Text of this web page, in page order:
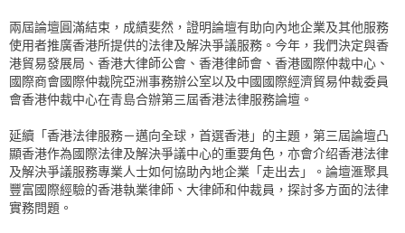
兩屆論壇圓滿結束，成績斐然，證明論壇有助向內地企業及其他服務
使用者推廣香港所提供的法律及解決爭議服務。今年，我們決定與香
港貿易發展局、香港大律師公會、香港律師會、香港國際仲裁中心、
國際商會國際仲裁院亞洲事務辦公室以及中國國際經濟貿易仲裁委員
會香港仲裁中心在青島合辦第三屆香港法律服務論壇。
延續「香港法律服務－邁向全球，首選香港」的主題，第三屆論壇凸
顯香港作為國際法律及解決爭議中心的重要角色，亦會介绍香港法律
及解決爭議服務專業人士如何協助內地企業「走出去」。論壇滙聚具
豐富國際經驗的香港執業律師、大律師和仲裁員，探討多方面的法律
實務問題。